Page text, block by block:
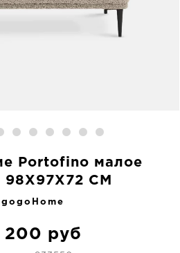
Portofino малое
98X97X72 CM
200 руб